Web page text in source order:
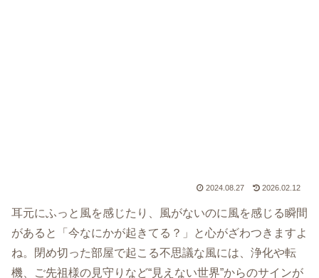
2024.08.27 2026.02.12
耳元にふっと風を感じたり、風がないのに風を感じる瞬間
があると「今なにかが起きてる？」と心がざわつきますよ
ね。閉め切った部屋で起こる不思議な風には、浄化や転
機、ご先祖様の見守りなど“見えない世界”からのサインが